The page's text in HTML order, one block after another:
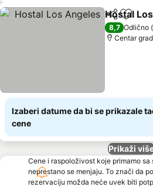
Deli
Hostal
8,7 Odlično
Centar
Izaberi datume da bi se prikazale
cene
Prikaži
Cene i raspoloživost koje primamo
neprestano se menjaju. To znači da
rezervaciju možda neće uvek biti